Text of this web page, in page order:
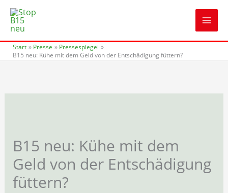
Zum
Inhalt
Start Presse
Pressespiegel
B15 neu: Kühe mit dem Geld von der Entschädigung füttern?
B15 neu: Kühe mit dem
Geld von der Entschädigung
füttern?